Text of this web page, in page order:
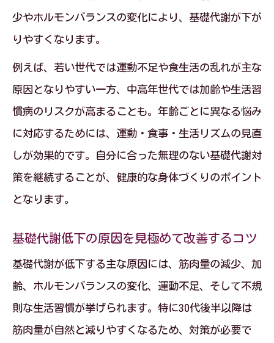
少やホルモンバランスの変化により、基礎代謝が下が
りやすくなります。
例えば、若い世代では運動不足や食生活の乱れが主な
原因となりやすい一方、中高年世代では加齢や生活習
慣病のリスクが高まることも。年齢ごとに異なる悩み
に対応するためには、運動・食事・生活リズムの見直
しが効果的です。自分に合った無理のない基礎代謝対
策を継続することが、健康的な身体づくりのポイント
となります。
基礎代謝低下の原因を見極めて改善するコツ
基礎代謝が低下する主な原因には、筋肉量の減少、加
齢、ホルモンバランスの変化、運動不足、そして不規
則な生活習慣が挙げられます。特に30代後半以降は
筋肉量が自然と減りやすくなるため、対策が必要で